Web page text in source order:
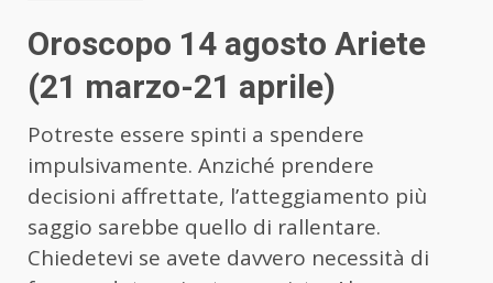
Oroscopo 14 agosto Ariete
(21 marzo-21 aprile)
Potreste essere spinti a spendere
impulsivamente. Anziché prendere
decisioni affrettate, l’atteggiamento più
saggio sarebbe quello di rallentare.
Chiedetevi se avete davvero necessità di